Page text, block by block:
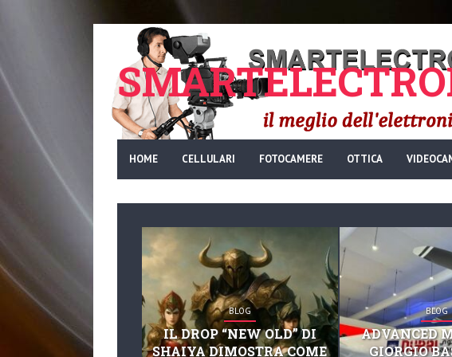
HOME CELLULARI FOTOCAMERE OTTICA
BLOG
IL DROP “NEW OLD” DI
SHAIYA DIMOSTRA COME
BLOG
ADVANCED
GIORGIO